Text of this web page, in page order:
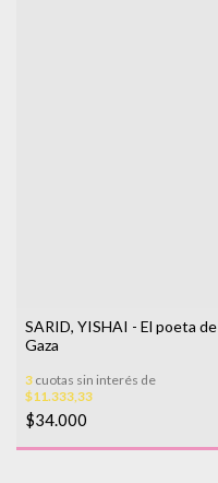
SARID, YISHAI - El poeta de
Gaza
3 cuotas sin interés de
$11.333,33
$34.000